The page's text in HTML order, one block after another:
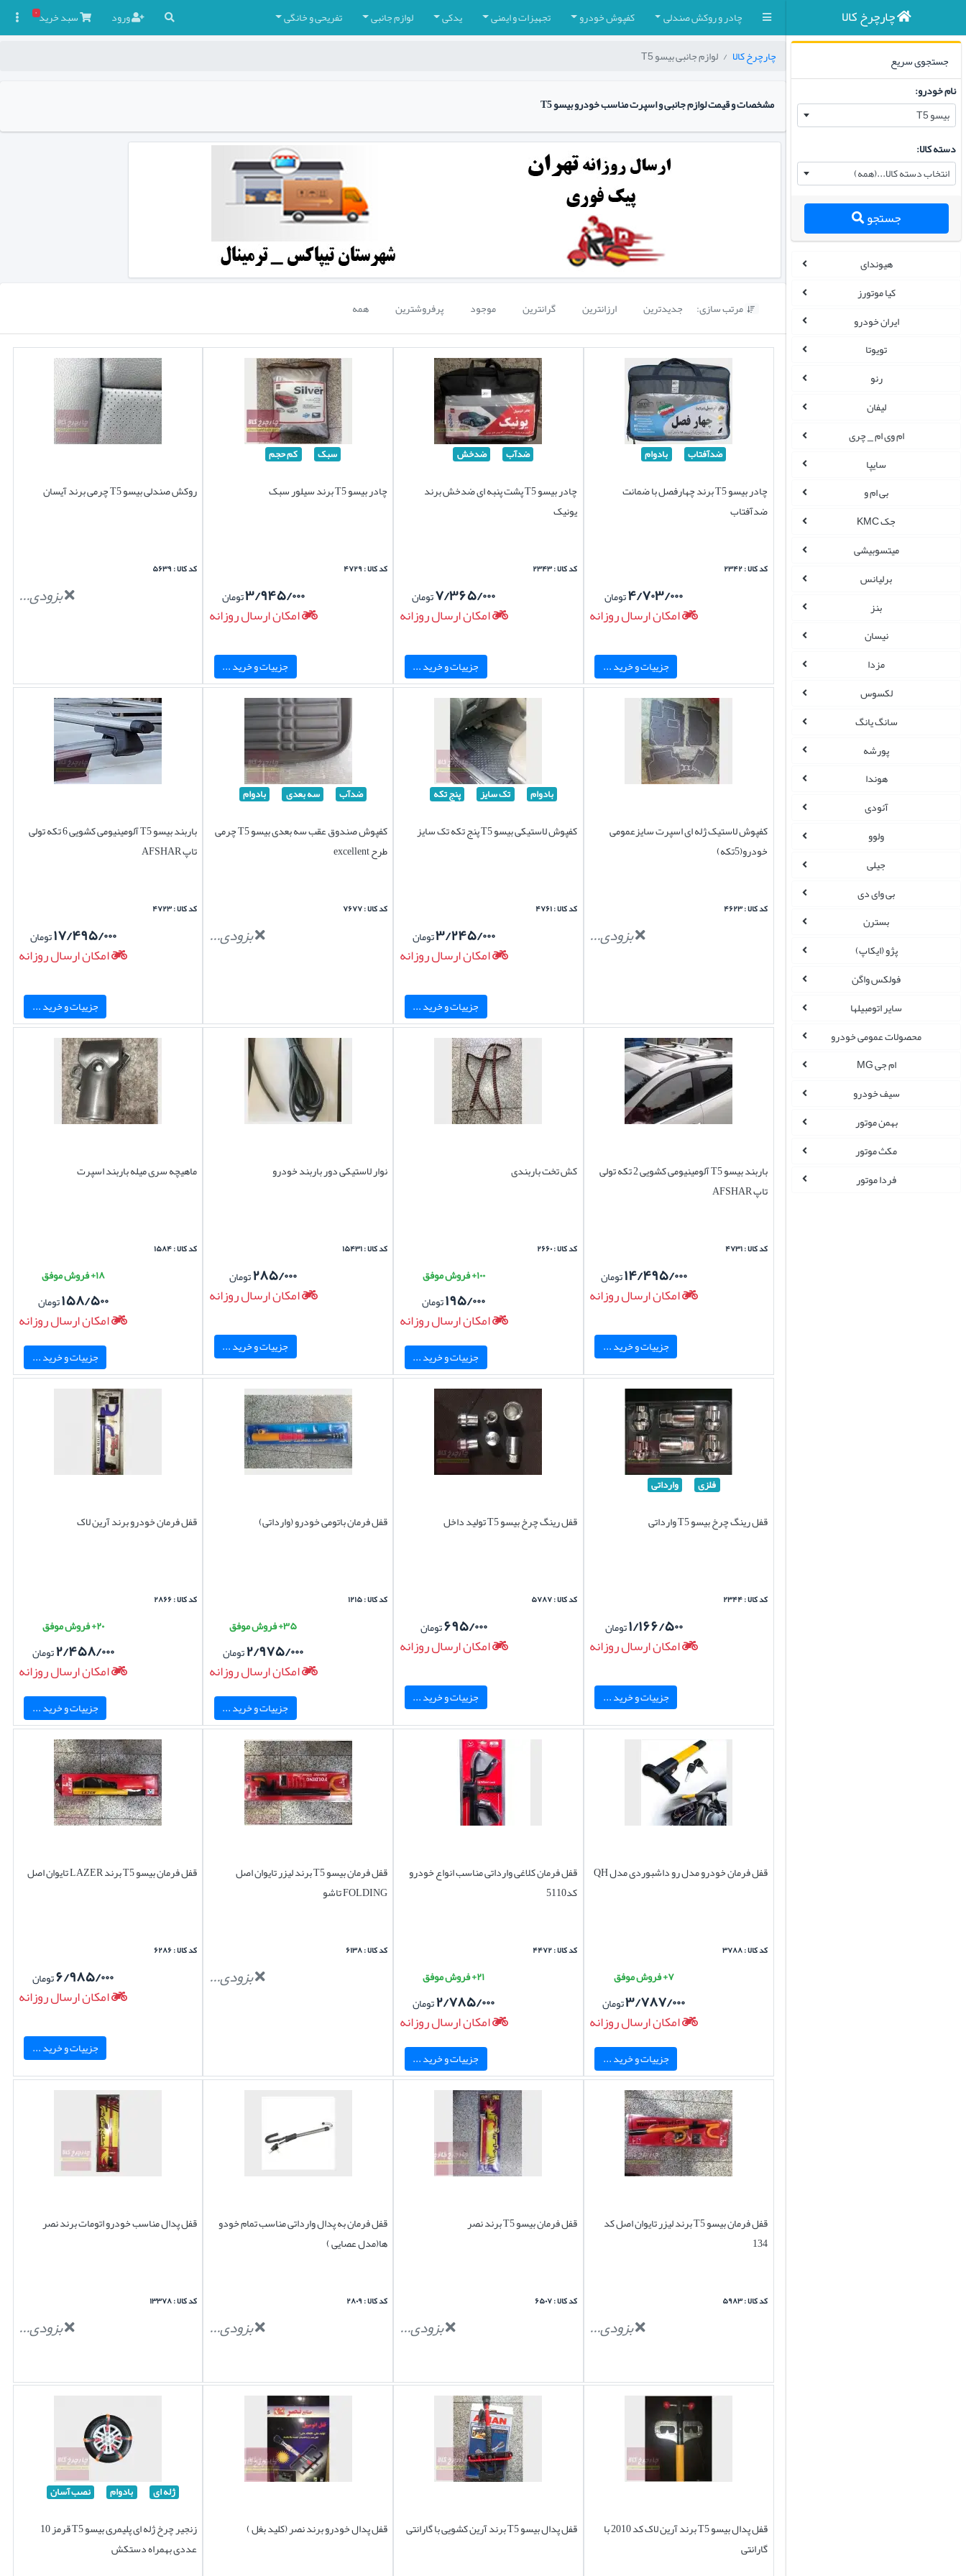
چادر و روکش صندلی کفپوش خودرو تجهیزات و ایمنی یدکی لوازم جانبی تفریحی و خانگی ورود سبدخرید۰ چارچرخ کالا
جستجوی سریع
نام خودرو:
بیسو T5
دسته کالا:
انتخاب دسته کالا...(همه)
جستجو
هیوندای
کیا موتورز
ایران خودرو
تویوتا
رنو
لیفان
ام وی ام _ چری
سایپا
بی ام و
جک KMC
میتسوبیشی
برلیانس
بنز
نیسان
مزدا
لکسوس
سانگ یانگ
پورشه
هوندا
آئودی
ولوو
جیلی
بی وای دی
بسترن
پژو (ایکاپ)
فولکس واگن
سایر اتومبیلها
محصولات عمومی خودرو
ام جی MG
سیف خودرو
بهمن موتور
مکث موتور
فردا موتور
چارچرخ کالا لوازم جانبی بیسو T5
مشخصات و قیمت لوازم جانبی و اسپرت مناسب خودرو بیسو T5
 مرتب سازی: جدیدترین ارزانترین گرانترین موجود پرفروشترین همه
ضدآفتاب بادوام
چادر بیسو T5 برند چهارفصل با ضمانت
ضدآفتاب
کد کالا : ۲۳۴۲
۴/۷۰۳/۰۰۰تومان
امکان ارسال روزانه
جزییات و خرید ...
ضدآب ضدخش
چادر بیسو T5 پشت پنبه ای ضدخش برند
یونیک
کد کالا : ۲۳۴۳
۷/۳۶۵/۰۰۰تومان
امکان ارسال روزانه
جزییات و خرید ...
سبک کم حجم
چادر بیسو T5 برند سیلور سبک
کد کالا : ۴۷۲۹
۳/۹۴۵/۰۰۰تومان
امکان ارسال روزانه
جزییات و خرید ...
روکش صندلی بیسو T5 چرمی برند آیسان
کد کالا : ۵۶۳۹
بزودی...
کفپوش لاستیک ژله ای اسپرت سایزعمومی
خودرو(5تکه)
کد کالا : ۴۶۲۳
بزودی...
بادوام تک سایز پنج تکه
کفپوش لاستیکی بیسو T5 پنج تکه تک سایز
کد کالا : ۴۷۶۱
۳/۲۴۵/۰۰۰تومان
امکان ارسال روزانه
جزییات و خرید ...
ضدآب سه بعدی بادوام
کفپوش صندوق عقب سه بعدی بیسو T5 چرمی
طرح excellent
کد کالا : ۷۶۷۷
بزودی...
باربند بیسو T5 آلومینیومی کشویی 6 تکه تولی
تاپ AFSHAR
کد کالا : ۴۷۲۳
۱۷/۴۹۵/۰۰۰تومان
امکان ارسال روزانه
جزییات و خرید ...
باربند بیسو T5 آلومینیومی کشویی 2 تکه تولی
تاپ AFSHAR
کد کالا : ۴۷۳۱
۱۴/۴۹۵/۰۰۰تومان
امکان ارسال روزانه
جزییات و خرید ...
کش تخت باربندی
کد کالا : ۲۶۶۰
۱۰۰+ فروش موفق
۱۹۵/۰۰۰تومان
امکان ارسال روزانه
جزییات و خرید ...
نوار لاستیکی دور باربند خودرو
کد کالا : ۱۵۴۳۱
۲۸۵/۰۰۰تومان
امکان ارسال روزانه
جزییات و خرید ...
ماهیچه سری میله باربند اسپرت
کد کالا : ۱۵۸۴
۱۸+ فروش موفق
۱۵۸/۵۰۰تومان
امکان ارسال روزانه
جزییات و خرید ...
فلزی وارداتی
قفل رینگ چرخ بیسو T5 وارداتی
کد کالا : ۲۳۴۴
۱/۱۶۶/۵۰۰تومان
امکان ارسال روزانه
جزییات و خرید ...
قفل رینگ چرخ بیسو T5 تولید داخل
کد کالا : ۵۷۸۷
۶۹۵/۰۰۰تومان
امکان ارسال روزانه
جزییات و خرید ...
قفل فرمان باتومی خودرو (وارداتی)
کد کالا : ۱۲۱۵
۳۵+ فروش موفق
۲/۹۷۵/۰۰۰تومان
امکان ارسال روزانه
جزییات و خرید ...
قفل فرمان خودرو برند آرین لاک
کد کالا : ۲۸۶۶
۲۰+ فروش موفق
۲/۴۵۸/۰۰۰تومان
امکان ارسال روزانه
جزییات و خرید ...
قفل فرمان خودرو مدل رو داشبوردی مدل QH
کد کالا : ۳۷۸۸
۷+ فروش موفق
۳/۷۸۷/۰۰۰تومان
امکان ارسال روزانه
جزییات و خرید ...
قفل فرمان کلاغی وارداتی مناسب انواع خودرو
کد5110
کد کالا : ۴۴۷۲
۲۱+ فروش موفق
۲/۷۸۵/۰۰۰تومان
امکان ارسال روزانه
جزییات و خرید ...
قفل فرمان بیسو T5 برند لیزر تایوان اصل
FOLDING تاشو
کد کالا : ۶۱۳۸
بزودی...
قفل فرمان بیسو T5 برند LAZER تایوان اصل
کد کالا : ۶۲۸۶
۶/۹۸۵/۰۰۰تومان
امکان ارسال روزانه
جزییات و خرید ...
قفل فرمان بیسو T5 برند لیزر تایوان اصل کد
134
کد کالا : ۵۹۸۳
بزودی...
قفل فرمان بیسو T5 برند نصر
کد کالا : ۶۵۰۷
بزودی...
قفل فرمان به پدال وارداتی مناسب تمام خودو
ها(مدل عصایی )
کد کالا : ۲۸۰۹
بزودی...
قفل پدال مناسب خودرو اتومات برند نصر
کد کالا : ۱۳۳۷۸
بزودی...
قفل پدال بیسو T5 برند آرین لاک کد 2010 با
گارانتی
قفل پدال بیسو T5 برند آرین کشویی با گارانتی قفل پدال خودرو برند نصر (کلید بغل )
ژله ای بادوام نصب آسان
زنجیر چرخ ژله ای پلیمری بیسو T5 قرمز 10
عددی بهمراه دستکش